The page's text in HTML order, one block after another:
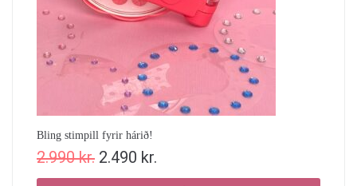
Bling stimpill fyrir hárið!
2.990kr. 2.490 kr.